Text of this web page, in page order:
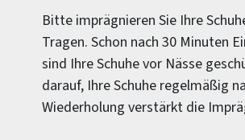
Bitte imprägnieren Sie Ihre
Tragen. Schon nach 30 Minuten
sind Ihre Schuhe vor Nässe
darauf, Ihre Schuhe regelmäßig
Wiederholung verstärkt die